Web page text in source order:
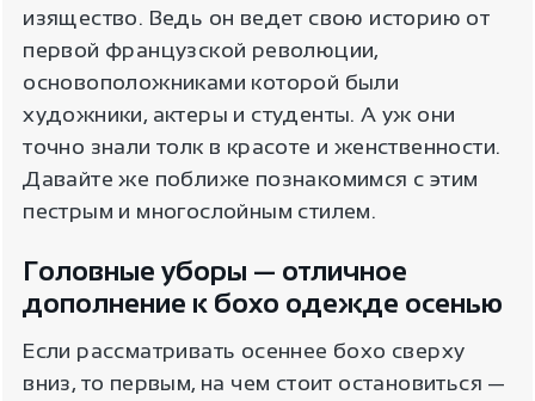
изящество. Ведь он ведет свою историю от
первой французской революции,
основоположниками которой были
художники, актеры и студенты. А уж они
точно знали толк в красоте и женственности.
Давайте же поближе познакомимся с этим
пестрым и многослойным стилем.
Головные уборы — отличное
дополнение к бохо одежде осенью
Если рассматривать осеннее бохо сверху
вниз, то первым, на чем стоит остановиться —